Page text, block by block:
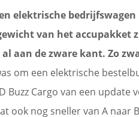
elektrische
van het accupakket
aan de zware kant. Zo
om een elektrische
Buzz Cargo van een update
ook nog sneller van A naar